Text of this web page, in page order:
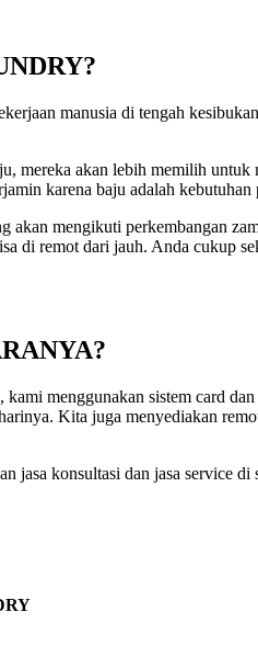
manusia di tengah
mereka akan lebih memilih
karena baju adalah kebutuhan
mengikuti perkembangan
di remot dari jauh. Anda cukup
menggunakan sistem card
Kita juga menyediakan
jasa konsultasi dan jasa service